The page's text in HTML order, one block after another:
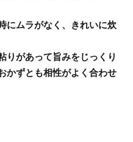
にムラがなく、きれいに炊
りがあって旨みをじっくり
かずとも相性がよく合わせ